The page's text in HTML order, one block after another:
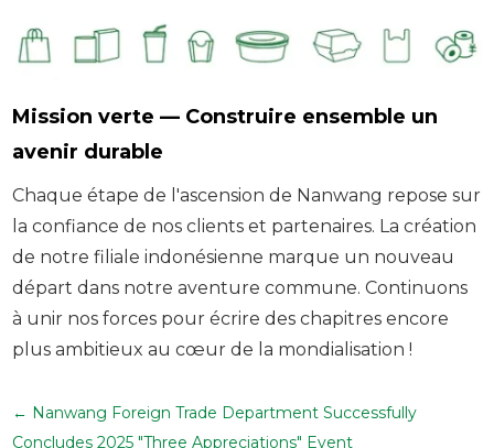
Mission verte — Construire ensemble un
avenir durable
Chaque étape de l'ascension de Nanwang repose sur
la confiance de nos clients et partenaires. La création
de notre filiale indonésienne marque un nouveau
départ dans notre aventure commune. Continuons
à unir nos forces pour écrire des chapitres encore
plus ambitieux au cœur de la mondialisation !
← Nanwang Foreign Trade Department Successfully
Concludes 2025 "Three Appreciations" Event